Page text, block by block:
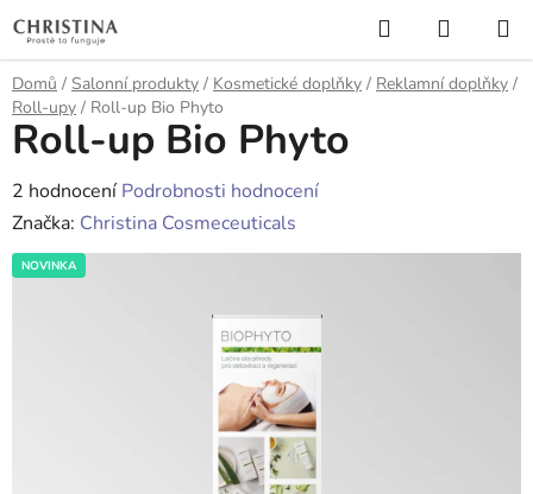
na
obsah
Hledat
KOŠÍK
Domů / Salonní produkty / Kosmetické doplňky / Reklamní doplňky /
Roll-upy / Roll-up Bio Phyto
Roll-up Bio Phyto
Průměrné
hodnocení
produktu
je
2 hodnocení Podrobnosti hodnocení
Značka: Christina Cosmeceuticals
NOVINKA